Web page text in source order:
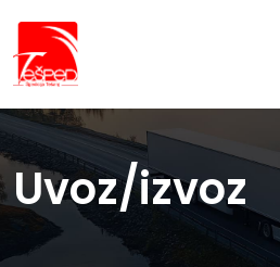
Uvoz/izvoz